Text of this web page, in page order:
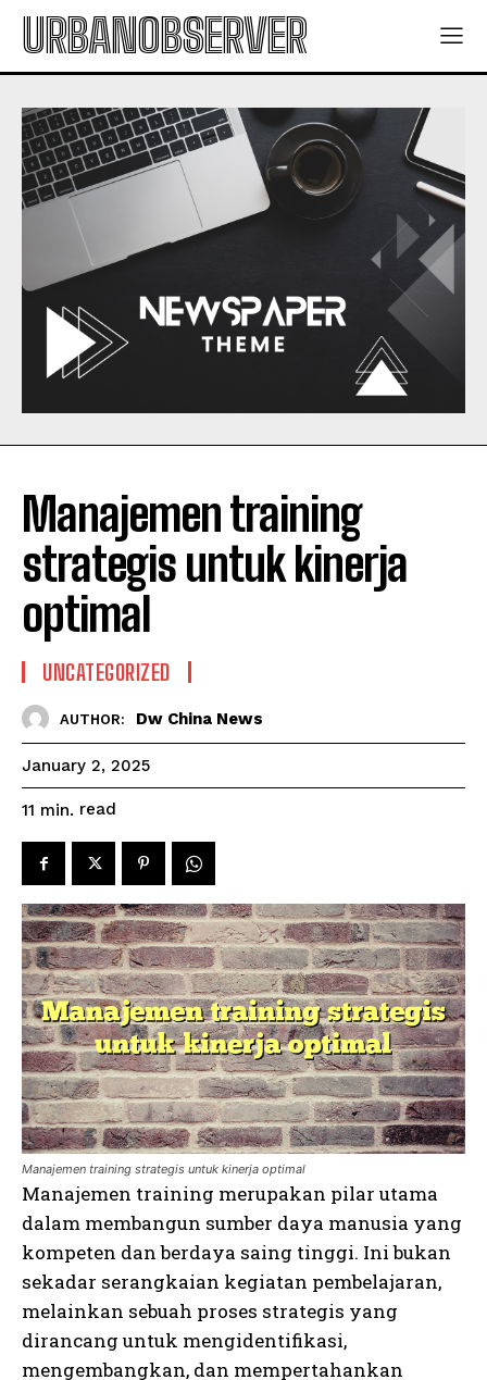
URBANOBSERVER
Manajemen training
strategis untuk kinerja
optimal
UNCATEGORIZED
AUTHOR: Dw China News
January 2, 2025
11 min. read
Manajemen training strategis untuk kinerja optimal
Manajemen training merupakan pilar utama
dalam membangun sumber daya manusia yang
kompeten dan berdaya saing tinggi. Ini bukan
sekadar serangkaian kegiatan pembelajaran,
melainkan sebuah proses strategis yang
dirancang untuk mengidentifikasi,
mengembangkan, dan mempertahankan